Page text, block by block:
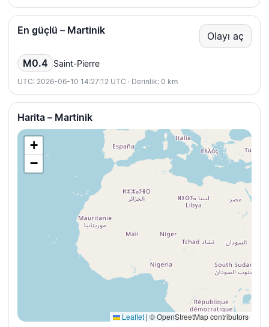
En güçlü – Martinik Olayı aç
M0.4 Saint-Pierre
UTC: 2026-06-10 14:27:12 UTC · Derinlik: 0 km
Harita – Martinik
+
−
Leaflet | © OpenStreetMap contributors